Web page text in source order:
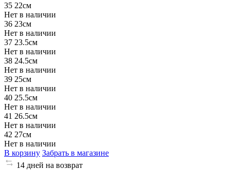
35 22см
Нет в наличии
36 23см
Нет в наличии
37 23.5см
Нет в наличии
38 24.5см
Нет в наличии
39 25см
Нет в наличии
40 25.5см
Нет в наличии
41 26.5см
Нет в наличии
42 27см
Нет в наличии
В корзину Забрать в магазине
14 дней на возврат